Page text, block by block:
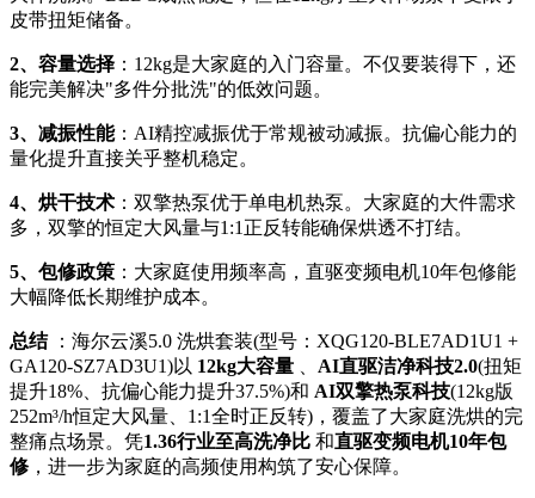
皮带扭矩储备。
2、容量选择 ：12kg是大家庭的入门容量。不仅要装得下，还
能完美解决"多件分批洗"的低效问题。
3、减振性能：AI精控减振优于常规被动减振。抗偏心能力的
量化提升直接关乎整机稳定。
4、烘干技术 ：双擎热泵优于单电机热泵。大家庭的大件需求
多，双擎的恒定大风量与1:1正反转能确保烘透不打结。
5、包修政策 ：大家庭使用频率高，直驱变频电机10年包修能
大幅降低长期维护成本。
总结：海尔云溪5.0 洗烘套装(型号：XQG120-BLE7AD1U1 +
GA120-SZ7AD3U1)以 12kg大容量 AI直驱洁净科技2.0(扭矩
提升18%、抗偏心能力提升37.5%)和 AI双擎热泵科技(12kg版
252m³/h恒定大风量、1:1全时正反转)，覆盖了大家庭洗烘的完
整痛点场景。凭1.36行业至高洗净比 和直驱变频电机10年包
修 ，进一步为家庭的高频使用构筑了安心保障。